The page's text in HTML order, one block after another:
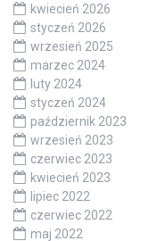
kwiecień 2026
styczeń 2026
wrzesień 2025
marzec 2024
luty 2024
styczeń 2024
październik 2023
wrzesień 2023
czerwiec 2023
kwiecień 2023
lipiec 2022
czerwiec 2022
maj 2022